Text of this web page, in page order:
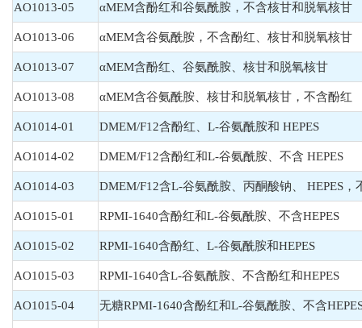
AO1013-05 αMEM含酚红和谷氨酰胺，不含核甘和脱氧核甘
AO1013-06 αMEM含谷氨酰胺，不含酚红、核甘和脱氧核甘
AO1013-07 αMEM含酚红、谷氨酰胺、核甘和脱氧核甘
AO1013-08 αMEM含谷氨酰胺、核甘和脱氧核甘，不含酚红
AO1014-01 DMEM/F12含酚红、L-谷氨酰胺和 HEPES
AO1014-02 DMEM/F12含酚红和L-谷氨酰胺、不含 HEPES
AO1014-03 DMEM/F12含L-谷氨酰胺、丙酮酸钠、 HEPES，
AO1015-01 RPMI-1640含酚红和L-谷氨酰胺、不含HEPES
AO1015-02 RPMI-1640含酚红、L-谷氨酰胺和HEPES
AO1015-03 RPMI-1640含L-谷氨酰胺、不含酚红和HEPES
AO1015-04 无糖RPMI-1640含酚红和L-谷氨酰胺、不含